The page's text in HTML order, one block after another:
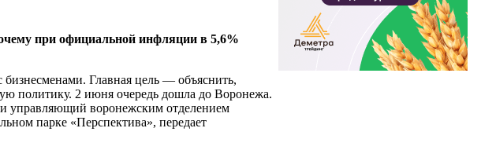
при официальной инфляции в 5,6%
Главная цель — объяснить,
политику. 2 июня очередь дошла до Воронежа.
управляющий воронежским отделением
парке «Перспектива», передает